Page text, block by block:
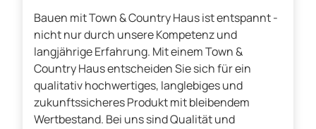
Bauen mit Town & Country Haus ist entspannt -
nicht nur durch unsere Kompetenz und
langjährige Erfahrung. Mit einem Town &
Country Haus entscheiden Sie sich für ein
qualitativ hochwertiges, langlebiges und
zukunftssicheres Produkt mit bleibendem
Wertbestand. Bei uns sind Qualität und